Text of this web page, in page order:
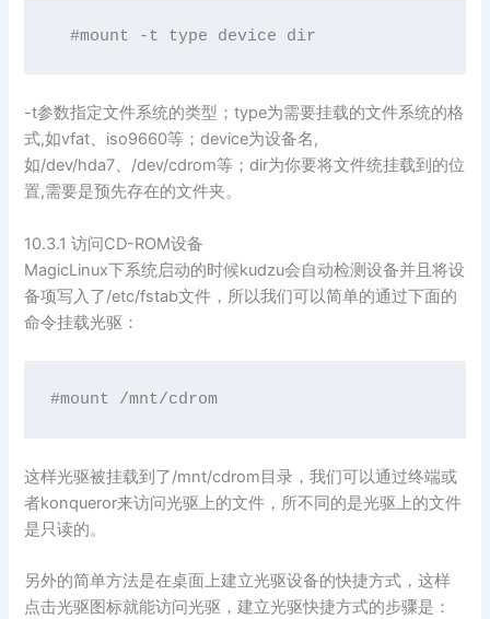
-t参数指定文件系统的类型；type为需要挂载的文件系统的格
式,如vfat、iso9660等；device为设备名,
如/dev/hda7、/dev/cdrom等；dir为你要将文件统挂载到的位
置,需要是预先存在的文件夹。
10.3.1 访问CD-ROM设备
MagicLinux下系统启动的时候kudzu会自动检测设备并且将设
备项写入了/etc/fstab文件，所以我们可以简单的通过下面的
命令挂载光驱：
#mount /mnt/cdrom
这样光驱被挂载到了/mnt/cdrom目录，我们可以通过终端或
者konqueror来访问光驱上的文件，所不同的是光驱上的文件
是只读的。
另外的简单方法是在桌面上建立光驱设备的快捷方式，这样
点击光驱图标就能访问光驱，建立光驱快捷方式的步骤是：